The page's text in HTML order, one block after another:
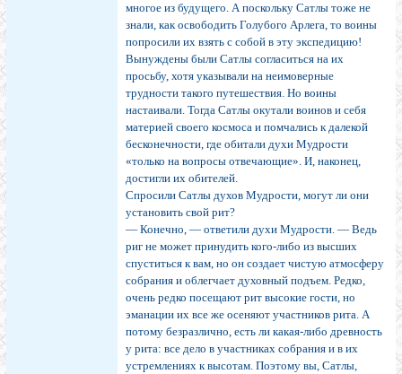
многое из будущего. А поскольку Сатлы тоже не
знали, как освободить Голубого Арлега, то воины
попросили их взять с собой в эту экспедицию!
Вынуждены были Сатлы согласиться на их
просьбу, хотя указывали на неимоверные
трудности такого путешествия. Но воины
настаивали. Тогда Сатлы окутали воинов и себя
материей своего космоса и помчались к далекой
бесконечности, где обитали духи Мудрости
«только на вопросы отвечающие». И, наконец,
достигли их обителей.
Спросили Сатлы духов Мудрости, могут ли они
установить свой рит?
— Конечно, — ответили духи Мудрости. — Ведь
риг не может принудить кого-либо из высших
спуститься к вам, но он создает чистую атмосферу
собрания и облегчает духовный подъем. Редко,
очень редко посещают рит высокие гости, но
эманации их все же осеняют участников рита. А
потому безразлично, есть ли какая-либо древность
у рита: все дело в участниках собрания и в их
устремлениях к высотам. Поэтому вы, Сатлы,